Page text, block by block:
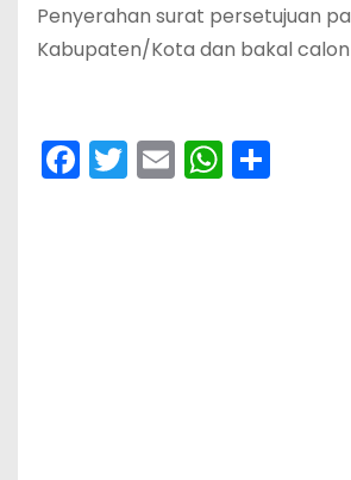
Penyerahan surat persetujuan
Kabupaten/Kota dan bakal
F
a
T
w
E
m
W
h